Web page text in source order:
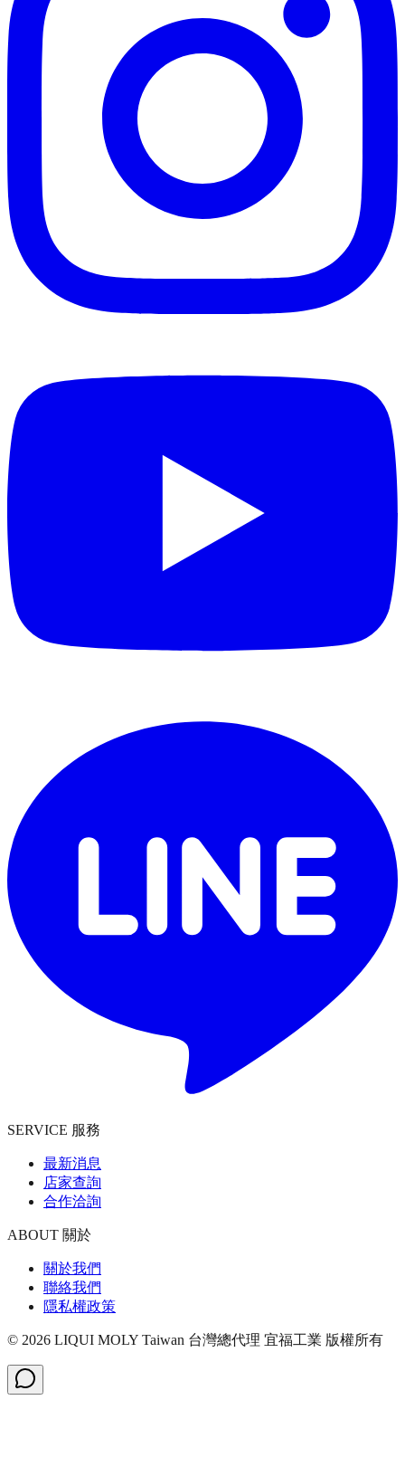
SERVICE 服務
最新消息
店家查詢
合作洽詢
ABOUT 關於
關於我們
聯絡我們
隱私權政策
© 2026 LIQUI MOLY Taiwan 台灣總代理 宜福工業 版權所有